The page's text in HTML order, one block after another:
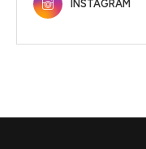
INSTAGRAM